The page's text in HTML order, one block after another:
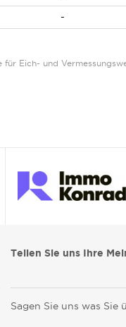
-
für Eich- und
Teilen Sie uns Ihre
Sagen Sie uns was Sie